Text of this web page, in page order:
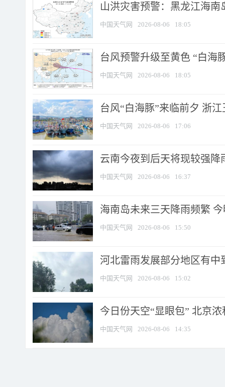
山洪灾害预警：黑龙江海
中国天气网 2026-08-06 18:05
台风预警升级至黄色 “白海
中国天气网 2026-08-06 18:05
台风“白海豚”来临前夕 浙
中国天气网 2026-08-06 17:06
云南今夜到后天将现较强降
中国天气网 2026-08-06 16:37
海南岛未来三天降雨频繁
中国天气网 2026-08-06 15:50
河北雷雨发展部分地区有中
中国天气网 2026-08-06 15:02
今日份天空“显眼包” 北京
中国天气网 2026-08-06 14:35